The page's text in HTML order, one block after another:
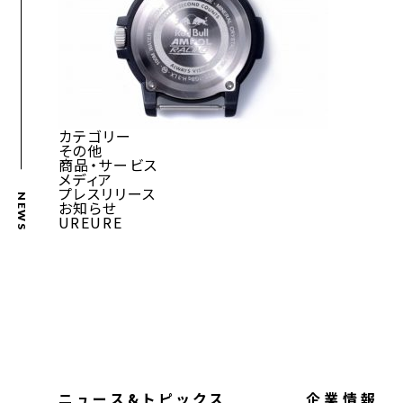
NEWS
カテゴリー
その他
商品・サービス
メディア
プレスリリース
お知らせ
UREURE
ニュース&トピックス 企業情報